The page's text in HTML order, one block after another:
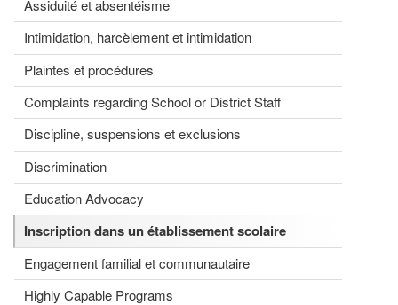
Assiduité et absentéisme
Intimidation, harcèlement et intimidation
Plaintes et procédures
Complaints regarding School or District Staff
Discipline, suspensions et exclusions
Discrimination
Education Advocacy
Inscription dans un établissement scolaire
Engagement familial et communautaire
Highly Capable Programs